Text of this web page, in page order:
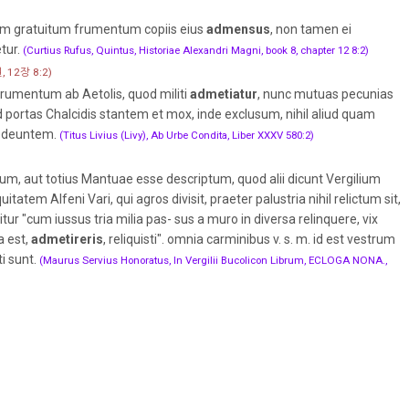
gratuitum frumentum copiis eius admensus, non tamen ei
(Curtius Rufus, Quintus, Historiae Alexandri Magni, book 8, chapter 12 8:2)
, 12장 8:2)
ab Aetolis, quod militi admetiatur, nunc mutuas pecunias
Chalcidis stantem et mox, inde exclusum, nihil aliud quam
(Titus Livius (Livy), Ab Urbe Condita, Liber XXXV 580:2)
aut totius Mantuae esse descriptum, quod alii dicunt Vergilium
Alfeni Vari, qui agros divisit, praeter palustria nihil relictum sit,
"cum iussus tria milia pas- sus a muro in diversa relinquere, vix
est, admetireris, reliquisti". omnia carminibus v. s. m. id est vestrum
sunt. (Maurus Servius Honoratus, In Vergilii Bucolicon Librum, ECLOGA NONA.,